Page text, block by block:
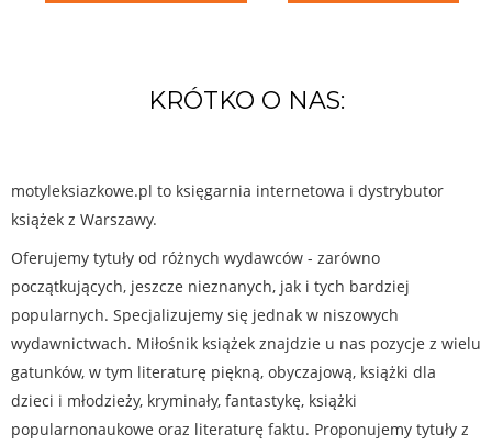
KRÓTKO O NAS:
motyleksiazkowe.pl to księgarnia internetowa i dystrybutor
książek z Warszawy.
Oferujemy tytuły od różnych wydawców - zarówno
początkujących, jeszcze nieznanych, jak i tych bardziej
popularnych. Specjalizujemy się jednak w niszowych
wydawnictwach. Miłośnik książek znajdzie u nas pozycje z wielu
gatunków, w tym literaturę piękną, obyczajową, książki dla
dzieci i młodzieży, kryminały, fantastykę, książki
popularnonaukowe oraz literaturę faktu. Proponujemy tytuły z